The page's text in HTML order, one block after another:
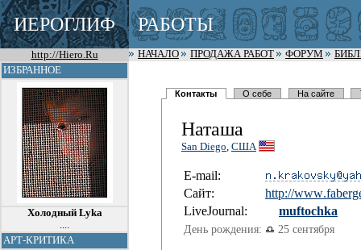
ИЕРОГЛИФ РАБОТЫ
http://Hiero.Ru НАЧАЛО ПРОДАЖА РАБОТ ФОРУМ
ИЗБРАННОЕ
Холодный Lyka
....
АРТ-КРИТИКА
Контакты О себе На сайте
Наташа
San Diego, США
E-mail:
Сайт:
http://www
LiveJournal:
muftochka
День рождения: 25 сентября